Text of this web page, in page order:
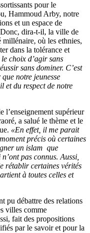
pour le
Hammoud Arby, notre
et un espace de
Donc, dira-t-il, la ville de
où les ethnies,
dans la tolérance et
choix d’agir sans
sans dominer. C’est
notre jeunesse
et du respect de notre
l’enseignement supérieur
a salué le thème et le
«En effet, il me parait
précis où certaines
un islam que
pas connus. Aussi,
rétablir certaines vérités
à toutes celles et
pu débattre des relations
villes comme
fait des propositions
par le savoir et pour la